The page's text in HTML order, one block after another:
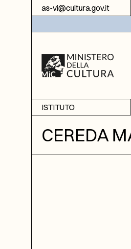
Vai al contenuto
as-vi@cultura.gov.it
ISTITUTO
Informazioni
Sezione di Bassano del
CEREDA